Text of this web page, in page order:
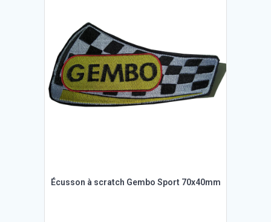
Écusson à scratch Gembo Sport 70x40mm